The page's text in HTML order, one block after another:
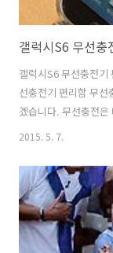
갤럭시S6 무선충
갤럭시S6 무선충전기
선충전기 편리함 무
겠습니다. 무선충전은
도 무선충전커버를 이
연결하는 번거로움 없
커버를 장착하거나 할
다. 갤럭시S6 무선충
던 제품으로 사용이
를 사용했습니다 일
2015. 5. 7.